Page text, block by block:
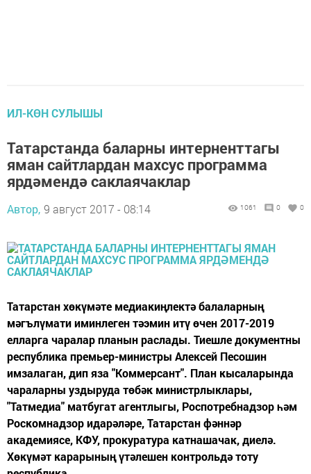
ИЛ-КӨН СУЛЫШЫ
Татарстанда баларны интерненттагы
яман сайтлардан махсус программа
ярдәмендә саклаячаклар
Автор, 9 август 2017 - 08:14 1061 0 0
Татарстан хөкүмәте медиакиңлектә балаларның
мәгълүмати иминлеген тәэмин итү өчен 2017-2019
елларга чаралар планын раслады. Тиешле документны
республика премьер-министры Алексей Песошин
имзалаган, дип яза "Коммерсант". План кысаларында
чараларны уздыруда төбәк министрлыклары,
"Татмедиа" матбугат агентлыгы, Роспотребнадзор һәм
Роскомнадзор идарәләре, Татарстан фәннәр
академиясе, КФУ, прокуратура катнашачак, диелә.
Хөкүмәт карарының үтәлешен контрольдә тоту